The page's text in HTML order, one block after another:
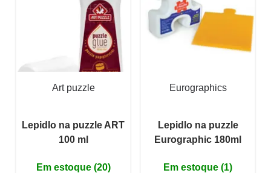
Art puzzle
Lepidlo na puzzle ART
100 ml
Em estoque (20)
Eurographics
Lepidlo na puzzle
Eurographic 180ml
Em estoque (1)